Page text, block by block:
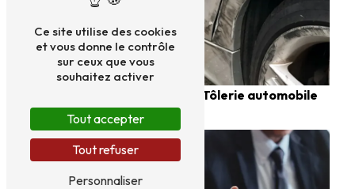
Rénovation de phare
Tôlerie automobile
Ce site utilise des cookies
et vous donne le contrôle
sur ceux que vous
souhaitez activer
Tout accepter
Tout refuser
Personnaliser